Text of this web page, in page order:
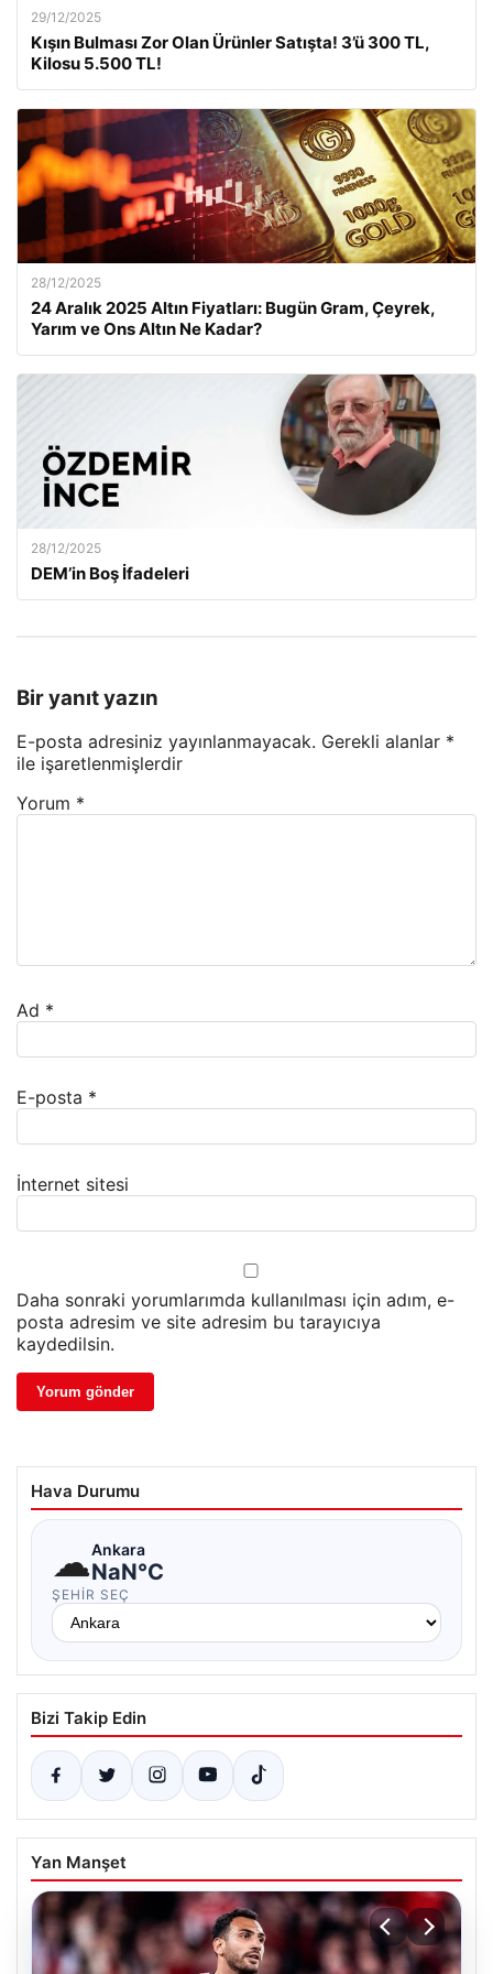
29/12/2025
Kışın Bulması Zor Olan Ürünler Satışta! 3’ü 300 TL,
Kilosu 5.500 TL!
28/12/2025
24 Aralık 2025 Altın Fiyatları: Bugün Gram, Çeyrek,
Yarım ve Ons Altın Ne Kadar?
28/12/2025
DEM’in Boş İfadeleri
Bir yanıt yazın
E-posta adresiniz yayınlanmayacak. Gerekli alanlar *
ile işaretlenmişlerdir
Yorum *
Ad *
E-posta *
İnternet sitesi
Daha sonraki yorumlarımda kullanılması için adım, e-
posta adresim ve site adresim bu tarayıcıya
kaydedilsin.
Hava Durumu
☁Ankara
NaN°C
ŞEHIR SEÇ
Bizi Takip Edin
Yan Manşet